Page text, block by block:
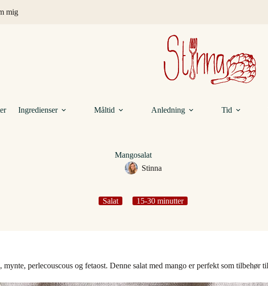
mig
Ingredienser Måltid Anledning Tid
Mangosalat
Stinna
Salat 15-30 minutter
perlecouscous og fetaost. Denne salat med mango er perfekt som tilbehør